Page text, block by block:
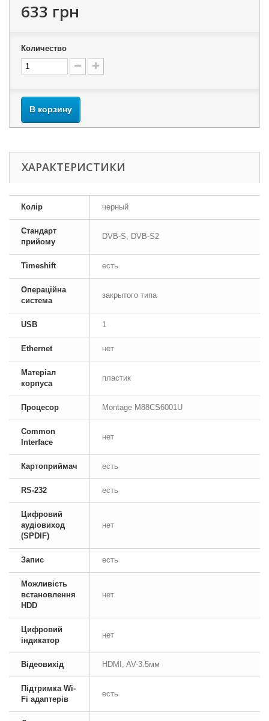
633 грн
Количество
В корзину
ХАРАКТЕРИСТИКИ
Колір черный
Стандарт
прийому
DVB-S, DVB-S2
Timeshift есть
Операційна
система
закрытого типа
USB 1
Ethernet нет
Матеріал
корпуса
пластик
Процесор Montage M88CS6001U
Common
Interface
нет
Картоприймач есть
RS-232 есть
Цифровий
аудіовиход
(SPDIF)
нет
Запис есть
Можливість
встановлення
HDD
нет
Цифровий
індикатор
нет
Відеовихід HDMI, AV-3.5мм
Підтримка Wi-
Fi адаптерів
есть